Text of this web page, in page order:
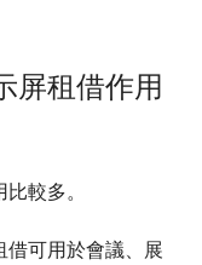
租借作用
比較多。
借可用於會議、展